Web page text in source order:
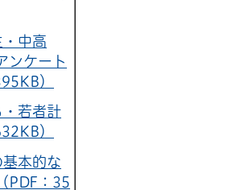
・中高
ンケート
）
・若者計
）
基本的な
PDF：35